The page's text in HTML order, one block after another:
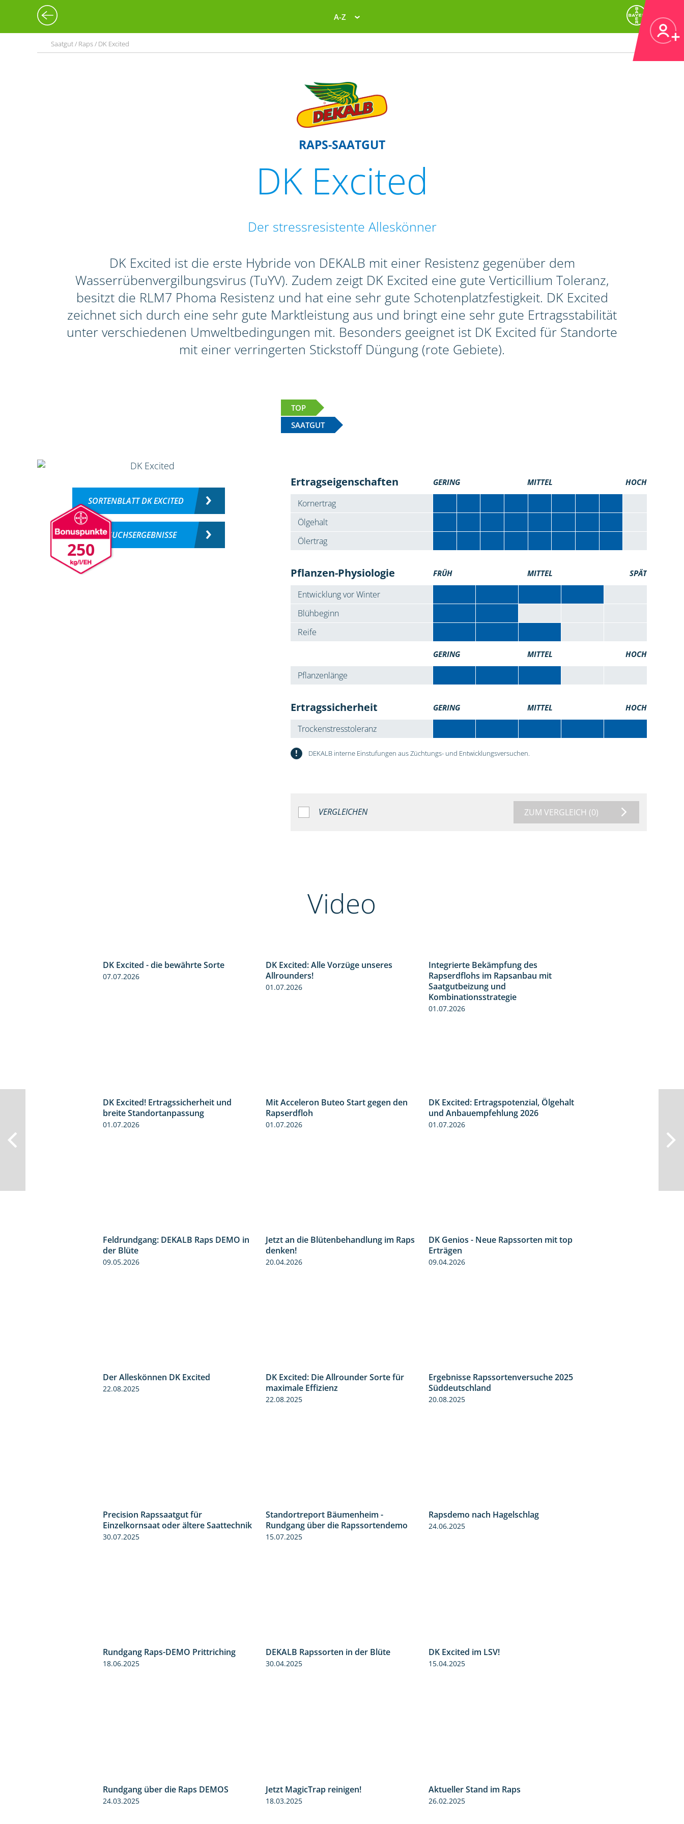
A-Z
Saatgut / Raps / DK Excited
RAPS-SAATGUT
DK Excited
Der stressresistente Alleskönner
DK Excited ist die erste Hybride von DEKALB mit einer Resistenz gegenüber dem
Wasserrübenvergilbungsvirus (TuYV). Zudem zeigt DK Excited eine gute Verticillium Toleranz,
besitzt die RLM7 Phoma Resistenz und hat eine sehr gute Schotenplatzfestigkeit. DK Excited
zeichnet sich durch eine sehr gute Marktleistung aus und bringt eine sehr gute Ertragsstabilität
unter verschiedenen Umweltbedingungen mit. Besonders geeignet ist DK Excited für Standorte
mit einer verringerten Stickstoff Düngung (rote Gebiete).
TOP
SAATGUT
250
SORTENBLATT DK EXCITED
VERSUCHSERGEBNISSE
Ertragseigenschaften GERING MITTEL HOCH
Kornertrag
Ölgehalt
Ölertrag
Pflanzen-Physiologie FRÜH MITTEL SPÄT
Entwicklung vor Winter
Blühbeginn
Reife
GERING MITTEL HOCH
Pflanzenlänge
Ertragssicherheit GERING MITTEL HOCH
Trockenstresstoleranz
! DEKALB interne Einstufungen aus Züchtungs- und Entwicklungsversuchen.
VERGLEICHEN ZUM VERGLEICH (0)
Video
DK Excited - die bewährte Sorte
07.07.2026
DK Excited: Alle Vorzüge unseres
Allrounders!
01.07.2026
Integrierte Bekämpfung des
Rapserdflohs im Rapsanbau mit
Saatgutbeizung und
Kombinationsstrategie
01.07.2026
DK Excited! Ertragssicherheit und
breite Standortanpassung
01.07.2026
Mit Acceleron Buteo Start gegen den
Rapserdfloh
01.07.2026
DK Excited: Ertragspotenzial, Ölgehalt
und Anbauempfehlung 2026
01.07.2026
Feldrundgang: DEKALB Raps DEMO in
der Blüte
09.05.2026
1:13
Jetzt an die Blütenbehandlung im Raps
denken!
20.04.2026
1:56
DK Genios - Neue Rapssorten mit top
Erträgen
09.04.2026
Der Alleskönnen DK Excited
22.08.2025
DK Excited: Die Allrounder Sorte für
maximale Effizienz
22.08.2025
Ergebnisse Rapssortenversuche 2025
Süddeutschland
20.08.2025
2:05
Precision Rapssaatgut für
Einzelkornsaat oder ältere Saattechnik
30.07.2025
6:03
Standortreport Bäumenheim -
Rundgang über die Rapssortendemo
15.07.2025
Rapsdemo nach Hagelschlag
24.06.2025
5:34
Rundgang Raps-DEMO Prittriching
18.06.2025
DEKALB Rapssorten in der Blüte
30.04.2025
DK Excited im LSV!
15.04.2025
Rundgang über die Raps DEMOS
24.03.2025
Jetzt MagicTrap reinigen!
18.03.2025
Aktueller Stand im Raps
26.02.2025